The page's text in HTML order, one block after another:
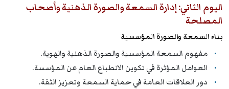
اليوم الثاني: إدارة السمعة والصورة الذهنية وأصحاب
المصلحة
بناء السمعة والصورة المؤسسية
مفهوم السمعة المؤسسية والصورة الذهنية والهوية.
العوامل المؤثرة في تكوين الانطباع العام عن المؤسسة.
دور العلاقات العامة في حماية السمعة وتعزيز الثقة.